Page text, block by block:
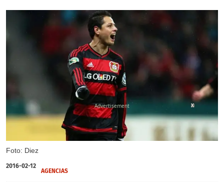
Foto: Diez
X
2016-02-12
AGENCIAS